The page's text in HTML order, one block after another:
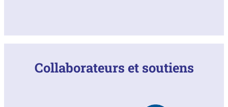
Collaborateurs et soutiens